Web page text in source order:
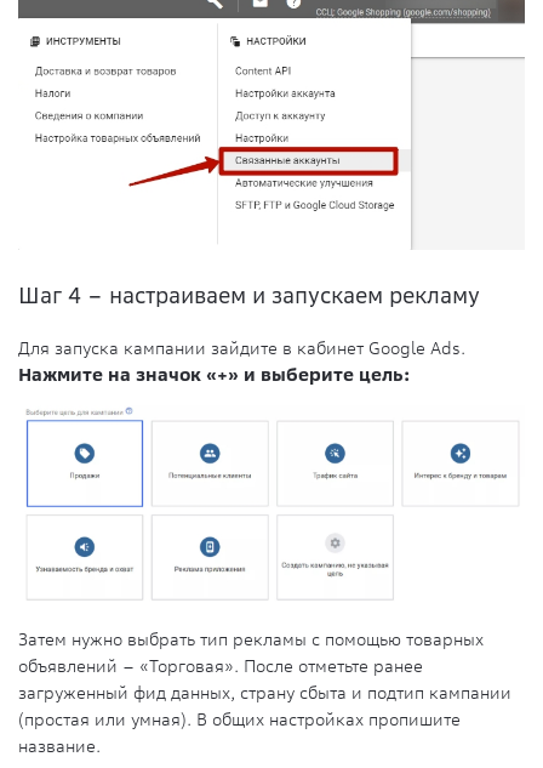
Шаг 4 – настраиваем и запускаем рекламу
Для запуска кампании зайдите в кабинет Google Ads.
Нажмите на значок «+» и выберите цель:
Затем нужно выбрать тип рекламы с помощью товарных
объявлений – «Торговая». После отметьте ранее
загруженный фид данных, страну сбыта и подтип кампании
(простая или умная). В общих настройках пропишите
название.